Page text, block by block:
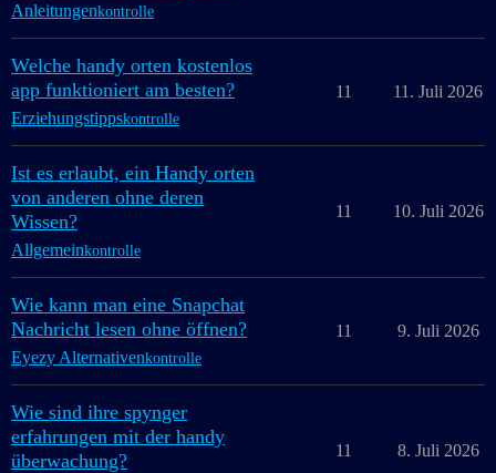
Anleitungenkontrolle
Welche handy orten kostenlos
app funktioniert am besten?
Erziehungstippskontrolle
11 11. Juli 2026
Ist es erlaubt, ein Handy orten
von anderen ohne deren
Wissen?
Allgemeinkontrolle
11 10. Juli 2026
Wie kann man eine Snapchat
Nachricht lesen ohne öffnen?
Eyezy Alternativenkontrolle
11 9. Juli 2026
Wie sind ihre spynger
erfahrungen mit der handy
überwachung?
11 8. Juli 2026